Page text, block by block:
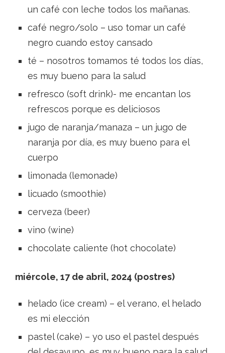
un café con leche todos los mañanas.
café negro/solo – uso tomar un café
negro cuando estoy cansado
té – nosotros tomamos té todos los días,
es muy bueno para la salud
refresco (soft drink)- me encantan los
refrescos porque es deliciosos
jugo de naranja/manaza – un jugo de
naranja por día, es muy bueno para el
cuerpo
limonada (lemonade)
licuado (smoothie)
cerveza (beer)
vino (wine)
chocolate caliente (hot chocolate)
miércole, 17 de abril, 2024 (postres)
helado (ice cream) – el verano, el helado
es mi elección
pastel (cake) – yo uso el pastel después